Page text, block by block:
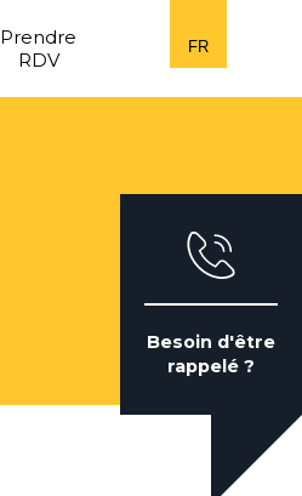
Prendre
RDV
FR
Besoin d'être
rappelé ?